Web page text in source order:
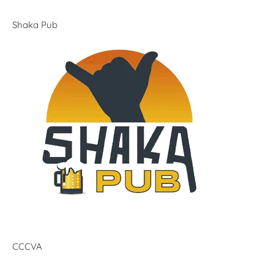
Shaka Pub
CCCVA